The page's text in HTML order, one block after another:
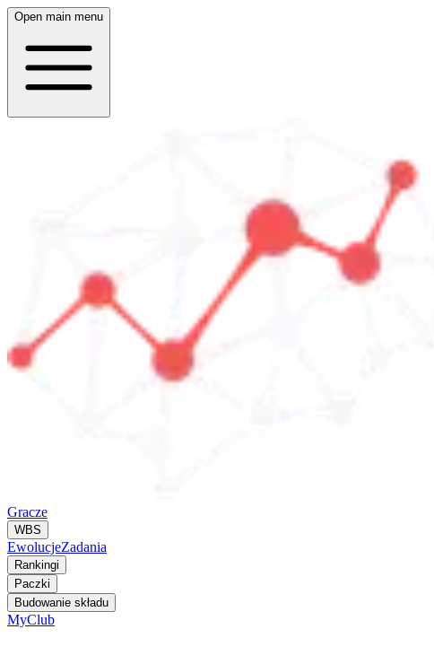
Open main menu
Gracze
WBS
EwolucjeZadania
Rankingi
Paczki
Budowanie składu
MyClub